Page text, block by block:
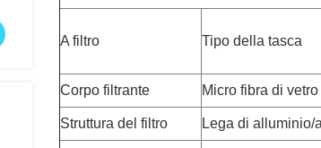
A filtro Tipo della tasca
Corpo filtrante Micro fibra di
Struttura del filtro Lega di